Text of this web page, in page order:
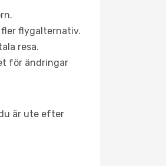
flygalternativ.
resa.
för ändringar
är ute efter